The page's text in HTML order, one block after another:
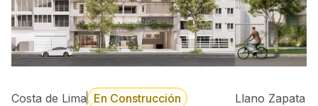
Costa de Lima En Construcción
Llano Zapata